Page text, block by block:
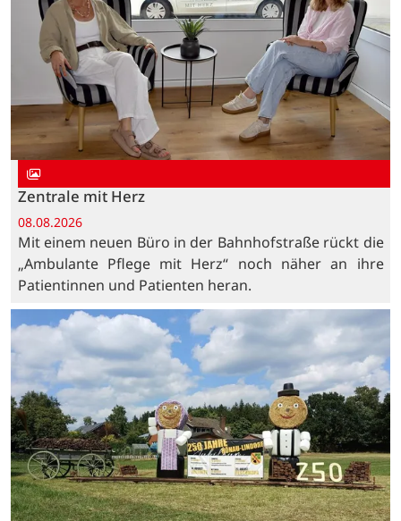
Zentrale mit Herz
08.08.2026
Mit einem neuen Büro in der Bahnhofstraße rückt die
„Ambulante Pflege mit Herz“ noch näher an ihre
Patientinnen und Patienten heran.